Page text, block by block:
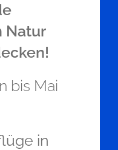
Natur
bis Mai
in